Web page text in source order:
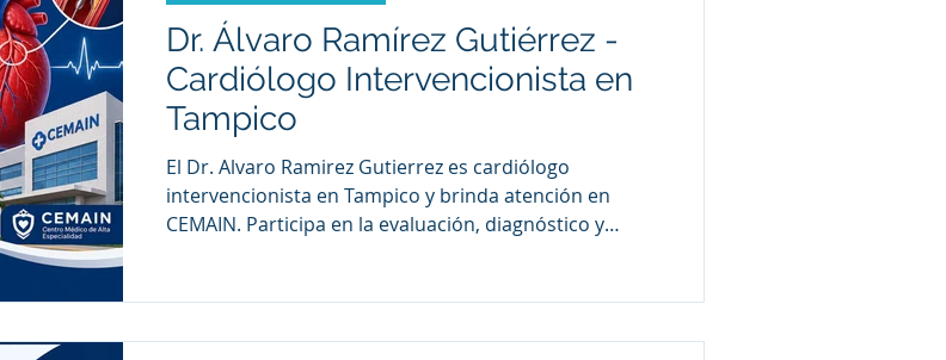
Dr. Álvaro Ramírez Gutiérrez -
Cardiólogo Intervencionista en
Tampico
El Dr. Alvaro Ramirez Gutierrez es cardiólogo
intervencionista en Tampico y brinda atención en
CEMAIN. Participa en la evaluación, diagnóstico y
infarto agudo al miocardio y otros padecimientos
relacionados con el corazón.